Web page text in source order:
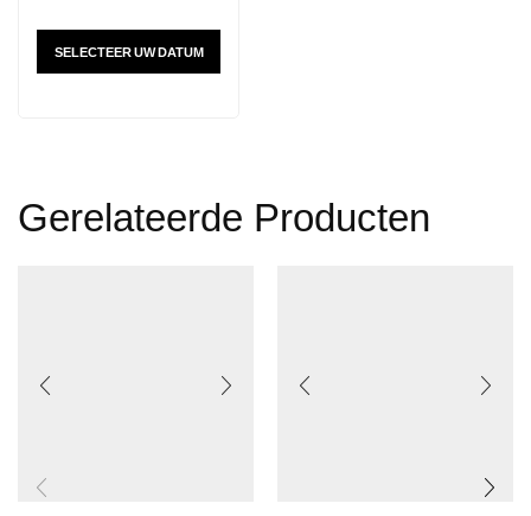
SELECTEER UW DATUM
Gerelateerde Producten